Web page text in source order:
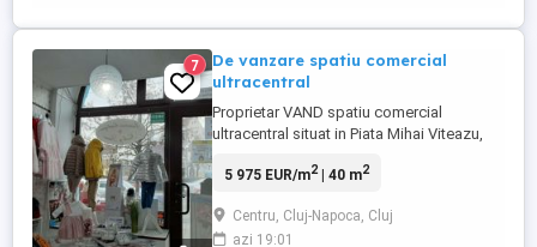
7
De vanzare spatiu comercial
ultracentral
Proprietar VAND spatiu comercial
ultracentral situat in Piata Mihai Viteazu,
20 + 20 mp, 20mp dispusi parter cu vitrina
mp potrivit pentru depozit sau birou .
Informatii tel: , pret 239.000 euro.
5 975 EUR/m2| 40 m2
Centru, Cluj-Napoca, Cluj
azi 19:01